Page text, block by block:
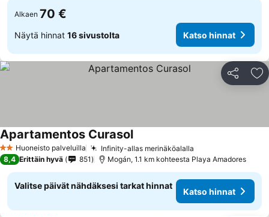
Alkaen 70 €
Näytä hinnat 16 sivustolta Katso hinnat
Jaa
2 Tähtiluokitus
Huoneisto palveluilla Infinity-allas merinäköalalla
Apartamentos Curasol
8,4 Erittäin hyvä 851 Mogán, 1.1 km kohteesta Playa Amadores
Valitse päivät nähdäksesi tarkat hinnat
Katso hinnat